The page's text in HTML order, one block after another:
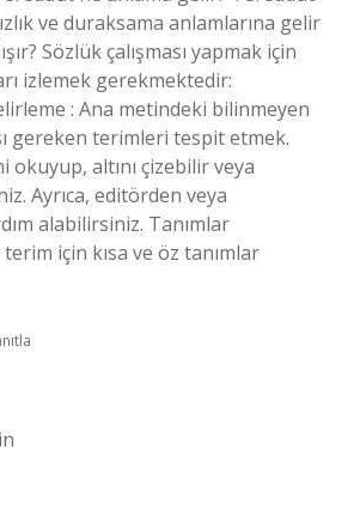
ve duraksama anlamlarına gelir
Sözlük çalışması yapmak için
izlemek gerekmektedir:
: Ana metindeki bilinmeyen
gereken terimleri tespit etmek.
okuyup, altını çizebilir veya
Ayrıca, editörden veya
alabilirsiniz. Tanımlar
için kısa ve öz tanımlar